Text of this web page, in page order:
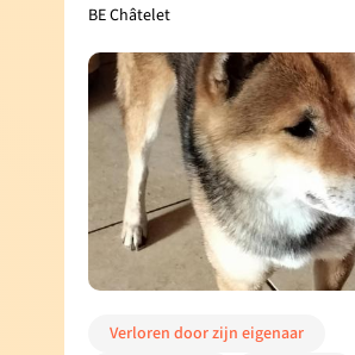
BE Châtelet
Verloren door zijn eigenaar